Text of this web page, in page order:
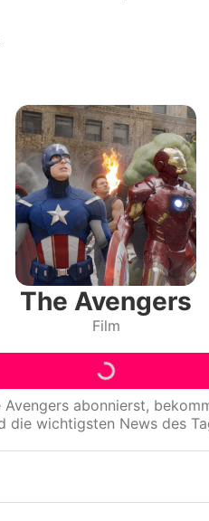
Filme & Serien
Lifestyle
Familie & Liebe
Promiflash Exklusiv
Alle Themen auf Promiflash
Jobs
App runterladen
Team
The Avengers
Film
Avengers abonnierst,
die wichtigsten News des